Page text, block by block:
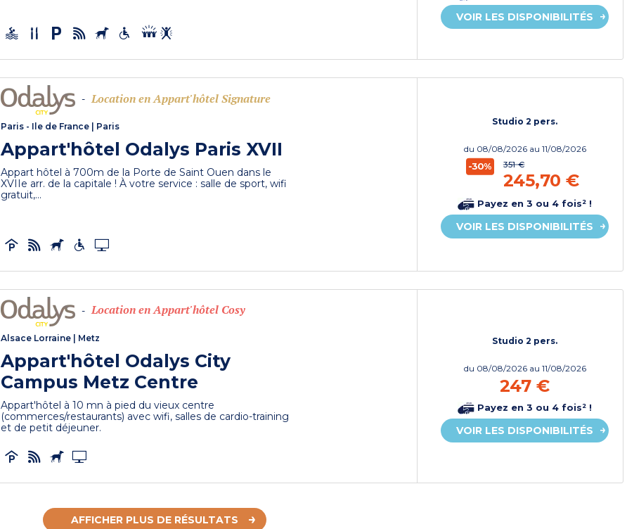
VOIR LES DISPONIBILITÉS
- Location en Appart'hôtel Signature
Paris - Ile de France Paris
Appart'hôtel Odalys Paris XVII
Appart hôtel à 700m de la Porte de Saint Ouen dans le
XVIIe arr. de la capitale ! À votre service : salle de sport, wifi
gratuit,...
Studio 2 pers.
du 08/08/2026 au 11/08/2026
-30% 351 €
245,70 €
Payez en 3 ou 4 fois² !
VOIR LES DISPONIBILITÉS
- Location en Appart'hôtel Cosy
Alsace Lorraine Metz
Appart'hôtel Odalys City
Campus Metz Centre
Appart'hôtel à 10 mn à pied du vieux centre
(commerces/restaurants) avec wifi, salles de cardio-training
et de petit déjeuner.
Studio 2 pers.
du 08/08/2026 au 11/08/2026
247 €
Payez en 3 ou 4 fois² !
VOIR LES DISPONIBILITÉS
AFFICHER PLUS DE RÉSULTATS